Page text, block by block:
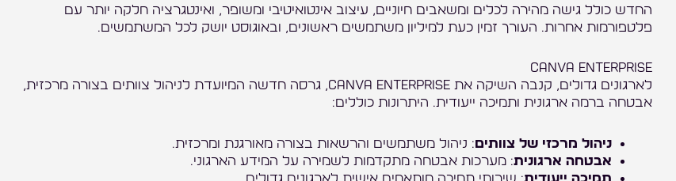
החדש כולל גישה מהירה לכלים ומשאבים חיוניים, עיצוב אינטואיטיבי ומשופר, ואינטגרציה חלקה יותר עם
פלטפורמות אחרות. העורך זמין כעת למיליון משתמשים ראשונים, ובאוגוסט יושק לכל המשתמשים.
Canva Enterprise
לארגונים גדולים, קנבה השיקה את Canva Enterprise, גרסה חדשה המיועדת לניהול צוותים בצורה מרכזית,
אבטחה ברמה ארגונית ותמיכה ייעודית. היתרונות כוללים:
ניהול מרכזי של צוותים: ניהול משתמשים והרשאות בצורה מאורגנת ומרכזית.
אבטחה ארגונית: מערכות אבטחה מתקדמות לשמירה על המידע הארגוני.